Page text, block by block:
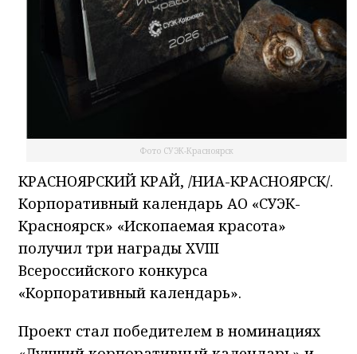
Фото СУЭК-Красноярск
КРАСНОЯРСКИЙ КРАЙ, /НИА-КРАСНОЯРСК/.
Корпоративный календарь АО «СУЭК-
Красноярск» «Ископаемая красота»
получил три награды XVIII
Всероссийского конкурса
«Корпоративный календарь».
Проект стал победителем в номинациях